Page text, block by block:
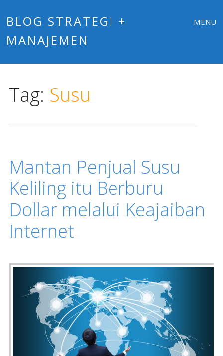
BLOG STRATEGI +
MANAJEMEN
MENU
Tag: Susu
Mantan Penjual Susu
Keliling itu Berburu
Dollar melalui Keajaiban
Internet